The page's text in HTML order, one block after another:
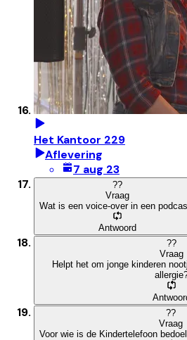
Het Kantoor 229
Aflevering
7 aug 23
??
Vraag
Wat is een voice-over in een
Antwoord
??
Vraag
Helpt het om jonge kinderen
??
Vraag
Voor wie is de Kindertelefoon